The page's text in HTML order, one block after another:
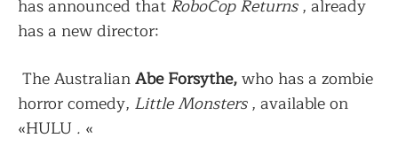
has announced that RoboCop Returns, already
has a new director:
The AustralianAbe Forsythe,who has a zombie
horror comedy, Little Monsters, available on
«HULU . «